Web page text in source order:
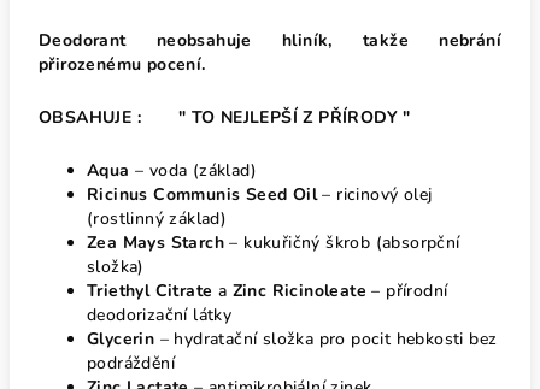
Deodorant neobsahuje hliník, takže nebrání
přirozenému pocení.
OBSAHUJE : " TO NEJLEPŠÍ Z PŘÍRODY "
Aqua – voda (základ)
Ricinus Communis Seed Oil– ricinový olej
(rostlinný základ)
Zea Mays Starch – kukuřičný škrob (absorpční
složka)
Triethyl Citrate a Zinc Ricinoleate – přírodní
deodorizační látky
Glycerin – hydratační složka pro pocit hebkosti bez
podráždění